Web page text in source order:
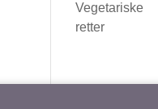
Vegetariske
retter